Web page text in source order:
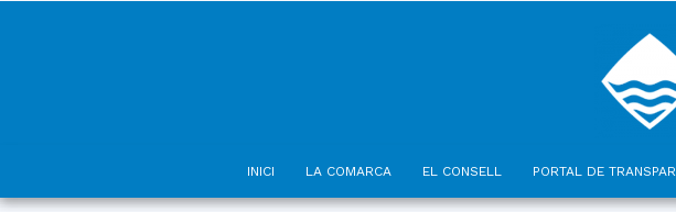
INICI LA COMARCA EL CONSELL PORTAL DE